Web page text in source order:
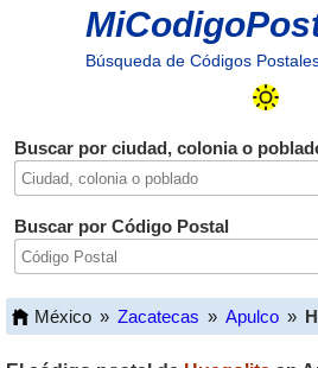
Búsqueda de Códigos
Buscar por ciudad, colonia o
Buscar por Código Postal
México » Zacatecas » Apulco »